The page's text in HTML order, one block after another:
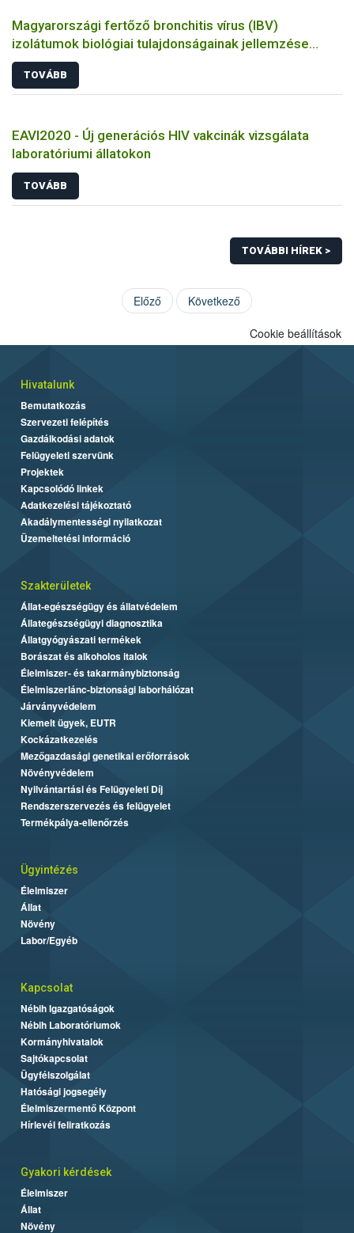
Magyarországi fertőző bronchitis vírus (IBV)
izolátumok biológiai tulajdonságainak jellemzése
állatkísérletes és molekuláris biológiai eszközökkel
TOVÁBB
EAVI2020 - Új generációs HIV vakcinák vizsgálata
laboratóriumi állatokon
TOVÁBB
TOVÁBBI HÍREK >
Előző Következő
Cookie beállítások
Hivatalunk
Bemutatkozás
Szervezeti felépítés
Gazdálkodási adatok
Felügyeleti szervünk
Projektek
Kapcsolódó linkek
Adatkezelési tájékoztató
Akadálymentességi nyilatkozat
Üzemeltetési információ
Szakterületek
Állat-egészségügy és állatvédelem
Állategészségügyi diagnosztika
Állatgyógyászati termékek
Borászat és alkoholos italok
Élelmiszer- és takarmánybiztonság
Élelmiszerlánc-biztonsági laborhálózat
Járványvédelem
Kiemelt ügyek, EUTR
Kockázatkezelés
Mezőgazdasági genetikai erőforrások
Növényvédelem
Nyilvántartási és Felügyeleti Díj
Rendszerszervezés és felügyelet
Termékpálya-ellenőrzés
Ügyintézés
Élelmiszer
Állat
Növény
Labor/Egyéb
Kapcsolat
Nébih Igazgatóságok
Nébih Laboratóriumok
Kormányhivatalok
Sajtókapcsolat
Ügyfélszolgálat
Hatósági jogsegély
Élelmiszermentő Központ
Hírlevél feliratkozás
Gyakori kérdések
Élelmiszer
Állat
Növény